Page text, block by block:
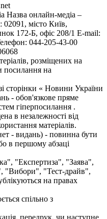
Назва онлайн-медіа –
місто Київ,
172-Б, офіс 208/1 E-mail:
044-205-43-00
розміщених на
посилання на
сторінки « Новини України
- обов'язкове пряме
гіперпосилання .
в незалежності від
матеріалів.
- видань) - повинна бути
в першому абзаці
"Експертиза", "Заява",
"Вибори", "Тест-драйв",
на правах
спільно з
передрук, чи наступне